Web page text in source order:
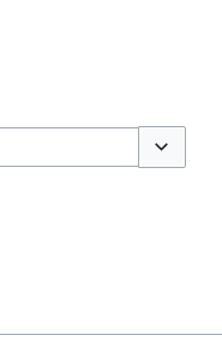
สลับตัวเลือก